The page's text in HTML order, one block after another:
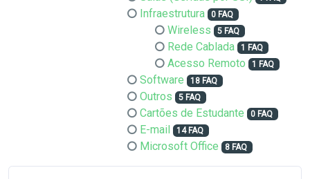
Infraestrutura 0 FAQ
Wireless 5 FAQ
Rede Cablada 1 FAQ
Acesso Remoto 1 FAQ
Software 18 FAQ
Outros 5 FAQ
Cartões de Estudante 0 FAQ
E-mail 14 FAQ
Microsoft Office 8 FAQ